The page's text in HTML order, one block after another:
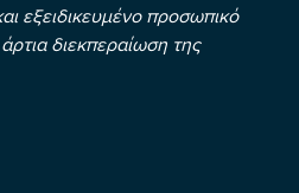
εξειδικευμένο προσωπικό
διεκπεραίωση της